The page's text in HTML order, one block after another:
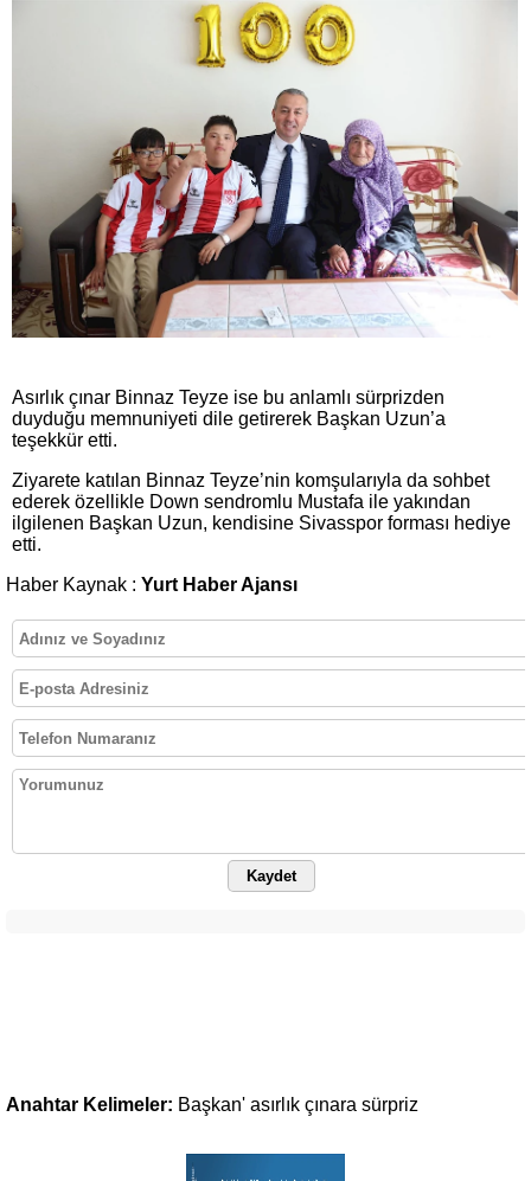
Asırlık çınar Binnaz Teyze ise bu anlamlı sürprizden
duyduğu memnuniyeti dile getirerek Başkan Uzun’a
teşekkür etti.
Ziyarete katılan Binnaz Teyze’nin komşularıyla da sohbet
ederek özellikle Down sendromlu Mustafa ile yakından
ilgilenen Başkan Uzun, kendisine Sivasspor forması hediye
etti.
Haber Kaynak : Yurt Haber Ajansı
Kaydet
Anahtar Kelimeler: Başkan' asırlık çınara sürpriz